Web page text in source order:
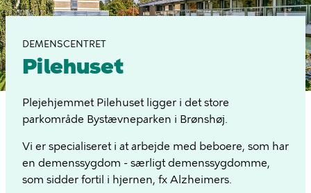
DEMENSCENTRET
Pilehuset
Plejehjemmet Pilehuset ligger i det store
parkområde Bystævneparken i Brønshøj.
Vi er specialiseret i at arbejde med beboere, som har
en demenssygdom - særligt demenssygdomme,
som sidder fortil i hjernen, fx Alzheimers.